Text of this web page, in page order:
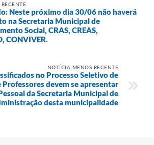
Neste próximo dia 30/06 não haverá
na Secretaria Municipal de
Social, CRAS, CREAS,
CONVIVER.
NOTÍCIA MENOS RECENTE
no Processo Seletivo de
Professores devem se apresentar
da Secretaria Municipal de
desta municipalidade